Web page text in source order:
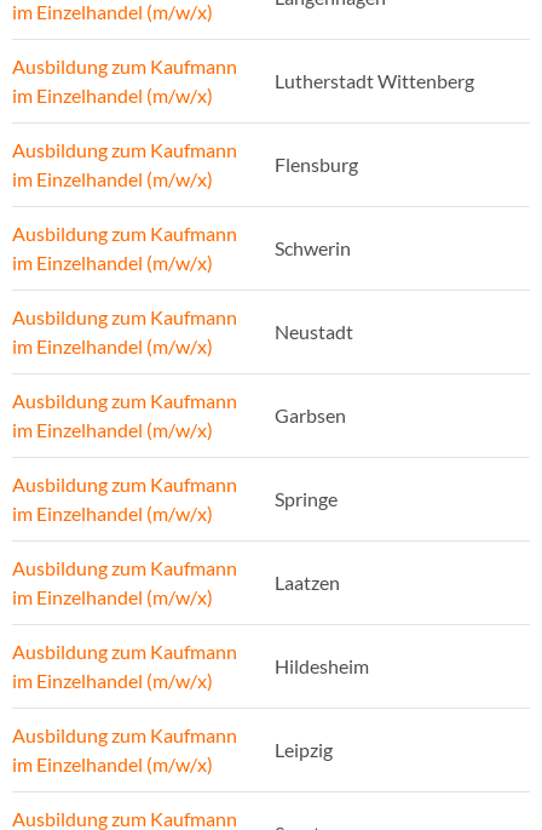
im Einzelhandel (m/w/x)
Ausbildung zum Kaufmann
im Einzelhandel (m/w/x)
Lutherstadt Wittenberg
Ausbildung zum Kaufmann
im Einzelhandel (m/w/x)
Flensburg
Ausbildung zum Kaufmann
im Einzelhandel (m/w/x)
Schwerin
Ausbildung zum Kaufmann
im Einzelhandel (m/w/x)
Neustadt
Ausbildung zum Kaufmann
im Einzelhandel (m/w/x)
Garbsen
Ausbildung zum Kaufmann
im Einzelhandel (m/w/x)
Springe
Ausbildung zum Kaufmann
im Einzelhandel (m/w/x)
Laatzen
Ausbildung zum Kaufmann
im Einzelhandel (m/w/x)
Hildesheim
Ausbildung zum Kaufmann
im Einzelhandel (m/w/x)
Leipzig
Ausbildung zum Kaufmann